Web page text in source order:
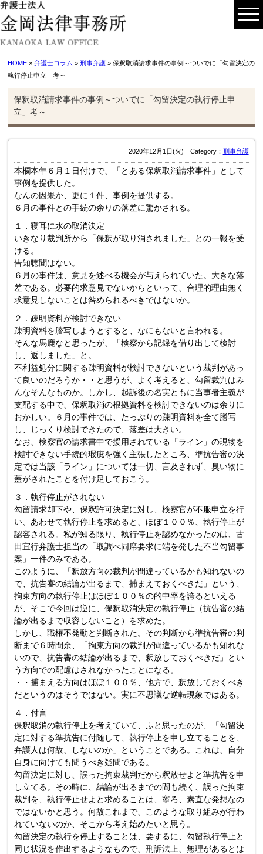
HOME »弁護士コラム »刑事弁護 » 保釈取消請求事件の事例～ついでに「勾留決定の
執行停止申立」考～
保釈取消請求事件の事例～ついでに「勾留決定の執行停止申
立」考～
2020年12月1日(火)｜Category： 刑事弁護
本欄本年６月１日付けで、「とある保釈取消請求事件」として
事例を提供した。
なんの因果か、更に１件、事例を提供する。
６月の事件との手続の余りの落差に驚かされる。
１．寝耳に水の取消決定
いきなり裁判所から「保釈が取り消されました」との一報を受
ける。
告知聴聞はない。
６月の事件は、意見を述べる機会が与えられていた。大きな落
差である。必要的求意見でないからといって、合理的理由無く
求意見しないことは咎められるべきではないか。
２．疎明資料が検討できない
疎明資料を謄写しようとすると、なにもないと言われる。
そんな馬鹿なと思ったが、「検察から記録を借り出して検討
し、返しました」と。
不利益処分に関する疎明資料が検討できないという裁判があっ
て良いのだろうか・・と思うが、よく考えると、勾留裁判はみ
んなそんなものか。しかし、起訴後の名実ともに当事者主義が
支配する中で、保釈取消の根拠資料を検討できないのは余りに
おかしい。６月の事件では、たっぷりの疎明資料を全て謄写
し、じっくり検討できたので、落差は大きい。
なお、検察官の請求書中で援用されている「ライン」の現物を
検討できない手続的瑕疵を強く主張したところ、準抗告審の決
定では当該「ライン」については一切、言及されず、臭い物に
蓋がされたことを付け足しておこう。
３．執行停止がされない
勾留請求却下や、保釈許可決定に対し、検察官が不服申立を行
い、あわせて執行停止を求めると、ほぼ１００％、執行停止が
認容される。私が知る限り、執行停止を認めなかったのは、古
田宜行弁護士担当の「取調べ同席要求に端を発した不当勾留事
案」一件のみである。
このように、「釈放方向の裁判が間違っているかも知れないの
で、抗告審の結論が出るまで、捕まえておくべきだ」という、
拘束方向の執行停止はほぼ１００％の的中率を誇るといえる
が、そこで今回は逆に、保釈取消決定の執行停止（抗告審の結
論が出るまで収容しないこと）を求めた。
しかし、職権不発動と判断された。その判断から準抗告審の判
断まで６時間余、「拘束方向の裁判が間違っているかも知れな
いので、抗告審の結論が出るまで、釈放しておくべきだ」とい
う方向での配慮はされなかったことになる。
・・捕まえる方向はほぼ１００％、他方で、釈放しておくべき
だというのはそうではない。実に不思議な逆転現象ではある。
４．付言
保釈取消の執行停止を考えていて、ふと思ったのが、「勾留決
定に対する準抗告に付随して、執行停止を申し立てることを、
弁護人は何故、しないのか」ということである。これは、自分
自身に向けても問うべき疑問である。
勾留決定に対し、誤った拘束裁判だから釈放せよと準抗告を申
し立てる。その時に、結論が出るまでの間も続く、誤った拘束
裁判を、執行停止せよと求めることは、寧ろ、素直な発想なの
ではないかと思う。何故これまで、このような取り組みが行わ
れていないのか、そこから考え始めたいと思う。
勾留決定の執行を停止することは、要するに、勾留執行停止と
同じ状況を作出するようなもので、刑訴法上、無理があるとは